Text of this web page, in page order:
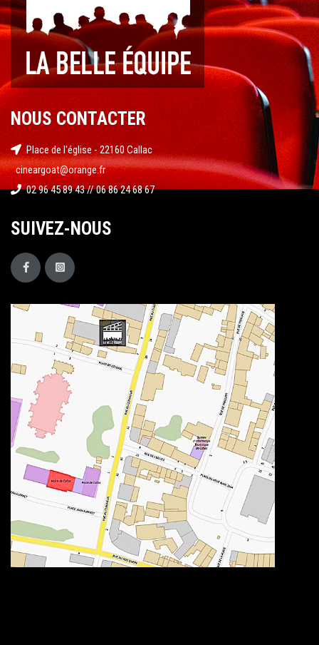
NOUS CONTACTER
Place de l'église - 22160 Callac
cineargoat@orange.fr
02 96 45 89 43 // 06 86 24 68 67
SUIVEZ-NOUS